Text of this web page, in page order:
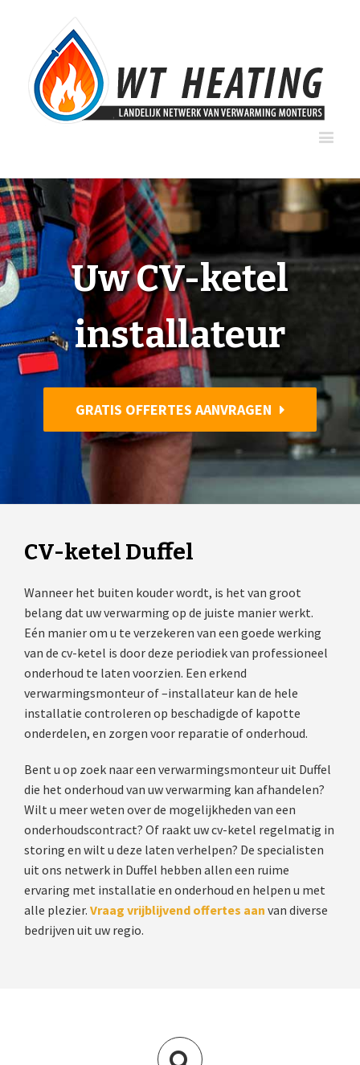
Uw CV-ketel
installateur
GRATIS OFFERTES AANVRAGEN
CV-ketel Duffel
Wanneer het buiten kouder wordt, is het van groot
belang dat uw verwarming op de juiste manier werkt.
Eén manier om u te verzekeren van een goede werking
van de cv-ketel is door deze periodiek van professioneel
onderhoud te laten voorzien. Een erkend
verwarmingsmonteur of –installateur kan de hele
installatie controleren op beschadigde of kapotte
onderdelen, en zorgen voor reparatie of onderhoud.
Bent u op zoek naar een verwarmingsmonteur uit Duffel
die het onderhoud van uw verwarming kan afhandelen?
Wilt u meer weten over de mogelijkheden van een
onderhoudscontract? Of raakt uw cv-ketel regelmatig in
storing en wilt u deze laten verhelpen? De specialisten
uit ons netwerk in Duffel hebben allen een ruime
ervaring met installatie en onderhoud en helpen u met
alle plezier. Vraag vrijblijvend offertes aan van diverse
bedrijven uit uw regio.